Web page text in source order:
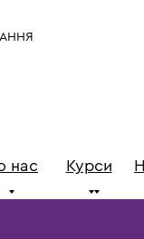
нас Курси